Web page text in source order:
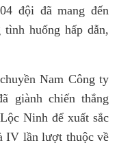
đội đã mang đến
huống hấp dẫn,
Nam Công ty
giành chiến thắng
Ninh để xuất sắc
IV lần lượt thuộc về